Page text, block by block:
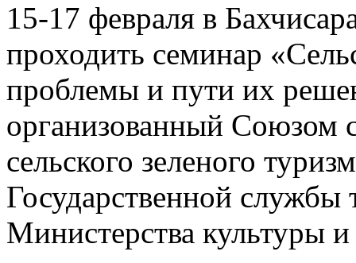
15-17 февраля в
проходить семинар
проблемы и пути их
организованный Союзом
сельского зеленого
Государственной службы
Министерства культуры